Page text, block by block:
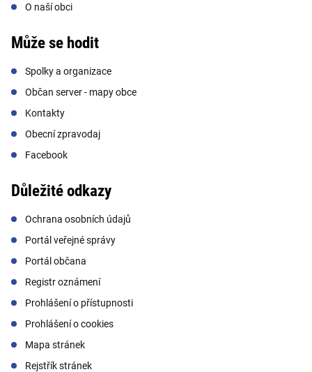
O naší obci
Může se hodit
Spolky a organizace
Občan server - mapy obce
Kontakty
Obecní zpravodaj
Facebook
Důležité odkazy
Ochrana osobních údajů
Portál veřejné správy
Portál občana
Registr oznámení
Prohlášení o přístupnosti
Prohlášení o cookies
Mapa stránek
Rejstřík stránek